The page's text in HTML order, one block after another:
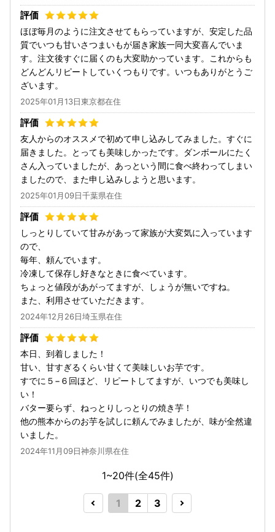
ほぼ毎月のように注文させてもらっていますが、安定した品
質でいつも甘いさつまいもが届き家族一同大変喜んでいま
す。注文後すぐに届くのも大変助かっています。これからも
どんどんリピートしていくつもりです。いつもありがとうご
ざいます。
2025年01月13日東京都在住
友人からのオススメで初めて申し込みしてみました。すぐに
届きました。とっても美味しかったです。ダンボールにたく
さん入っていましたが、あっという間に食べ終わってしまい
ましたので、また申し込みしようと思います。
2025年01月09日千葉県在住
しっとりしていて甘みがあって家族が大変気に入っています
ので、
毎年、頼んでいます。
冷凍して保存し好きなときに食べています。
ちょっと値段があがってますが、しょうが無いですね。
また、利用させていただきます。
2024年12月26日埼玉県在住
本日、到着しました！
甘い、甘すぎるくらい甘くて美味しいお芋です。
すでに５−６回ほど、リピートしてますが、いつでも美味し
い！
バター要らず、ねっとりしっとりの焼き芋！
他の熊本からのお芋を試しに頼んでみましたが、味が全然違
いました。
2024年11月09日神奈川県在住
1~20件(全45件)
1 2 3